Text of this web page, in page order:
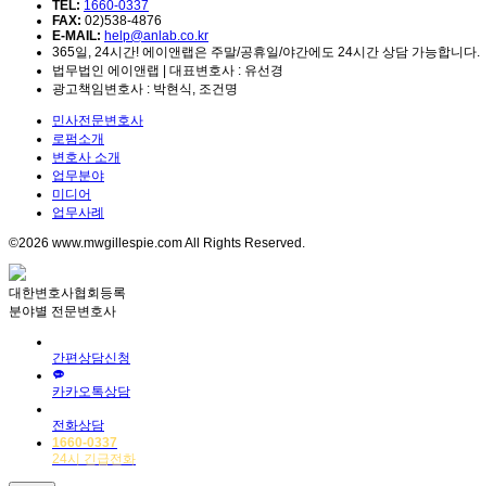
TEL: 1660-0337
FAX: 02)538-4876
E-MAIL: help@anlab.co.kr
365일, 24시간! 에이앤랩은 주말/공휴일/야간에도 24시간 상담 가능합니다.
법무법인 에이앤랩 | 대표변호사 : 유선경
광고책임변호사 : 박현식, 조건명
민사전문변호사
로펌소개
변호사 소개
업무분야
미디어
업무사례
©2026 www.mwgillespie.com All Rights Reserved.
대한변호사협회등록
분야별 전문변호사
간편상담신청
카카오톡상담
전화상담
1660-0337
24시 긴급전화